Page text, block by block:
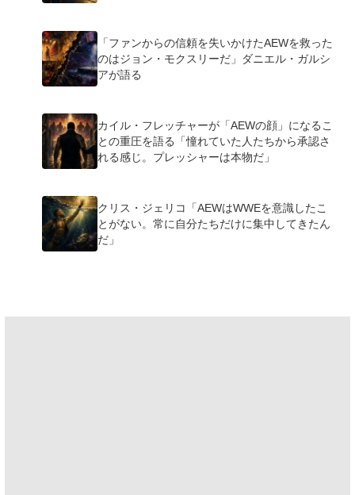
「ファンからの信頼を失いかけたAEWを救った
のはジョン・モクスリーだ」ダニエル・ガルシ
アが語る
カイル・フレッチャーが「AEWの顔」になるこ
との重圧を語る「憧れていた人たちから承認さ
れる感じ。プレッシャーは本物だ」
クリス・ジェリコ「AEWはWWEを意識したこ
とがない。常に自分たちだけに集中してきたん
だ」